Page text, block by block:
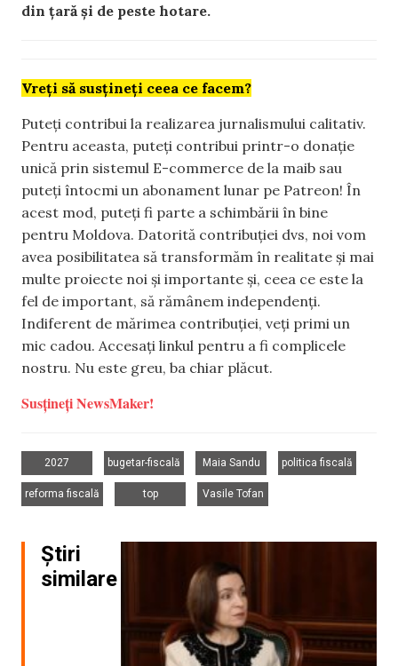
din țară și de peste hotare.
Vreți să susțineți ceea ce facem?
Puteți contribui la realizarea jurnalismului calitativ.
Pentru aceasta, puteți contribui printr-o donație
unică prin sistemul E-commerce de la maib sau
puteți întocmi un abonament lunar pe Patreon! În
acest mod, puteți fi parte a schimbării în bine
pentru Moldova. Datorită contribuției dvs, noi vom
avea posibilitatea să transformăm în realitate și mai
multe proiecte noi și importante și, ceea ce este la
fel de important, să rămânem independenți.
Indiferent de mărimea contribuției, veți primi un
mic cadou. Accesați linkul pentru a fi complicele
nostru. Nu este greu, ba chiar plăcut.
Susțineți NewsMaker!
2027
bugetar-fiscală
Maia Sandu
politica fiscală
reforma fiscală
top
Vasile Tofan
Știri
similare